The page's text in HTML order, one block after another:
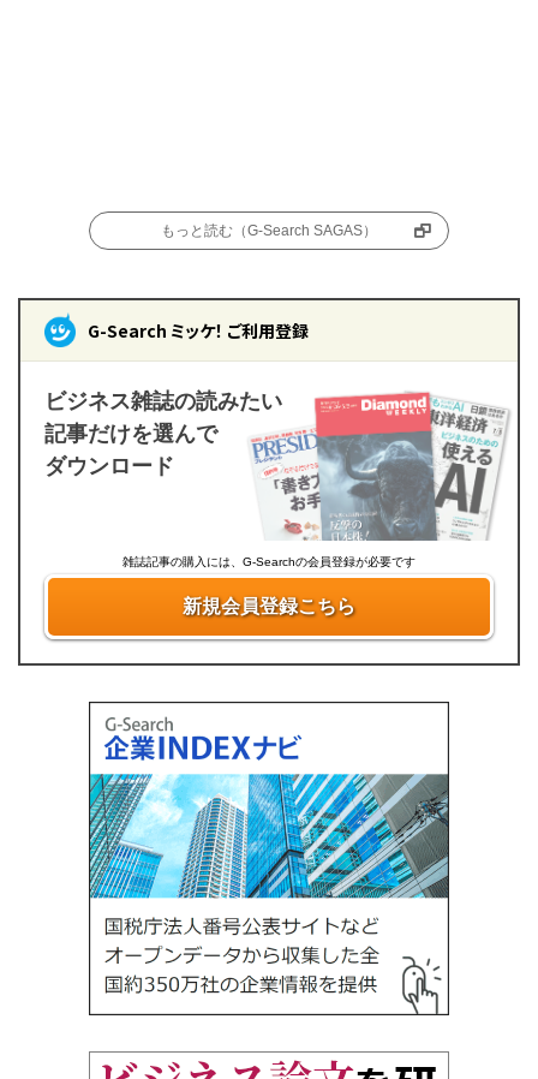
もっと読む（G-Search SAGAS）
G-Search ミッケ！ ご利用登録
ビジネス雑誌の読みたい
記事だけを選んで
ダウンロード
雑誌記事の購入には、G-Searchの会員登録が必要です
新規会員登録こちら